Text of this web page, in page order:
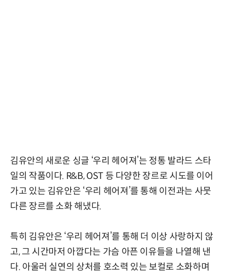
김유안의 새로운 싱글 ‘우리 헤어져’는 정통 발라드 스타
일의 작품이다. R&B, OST 등 다양한 장르로 시도를 이어
가고 있는 김유안은 ‘우리 헤어져’를 통해 이전과는 사뭇
다른 장르를 소화 해냈다.
특히 김유안은 ‘우리 헤어져’를 통해 더 이상 사랑하지 않
고, 그 시간마저 아깝다는 가슴 아픈 이유들을 나열해 낸
다. 아울러 실연의 상처를 호소력 있는 보컬로 소화하며